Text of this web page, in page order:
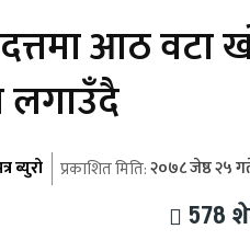
आठ वटा
लगाउँदै
ब्युरो प्रकाशित मिति:२०७८ जेष्ठ २५
578